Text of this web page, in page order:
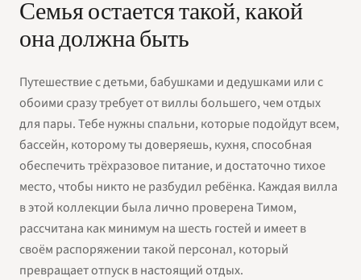
Семья остается такой, какой
она должна быть
Путешествие с детьми, бабушками и дедушками или с
обоими сразу требует от виллы большего, чем отдых
для пары. Тебе нужны спальни, которые подойдут всем,
бассейн, которому ты доверяешь, кухня, способная
обеспечить трёхразовое питание, и достаточно тихое
место, чтобы никто не разбудил ребёнка. Каждая вилла
в этой коллекции была лично проверена Тимом,
рассчитана как минимум на шесть гостей и имеет в
своём распоряжении такой персонал, который
превращает отпуск в настоящий отдых.